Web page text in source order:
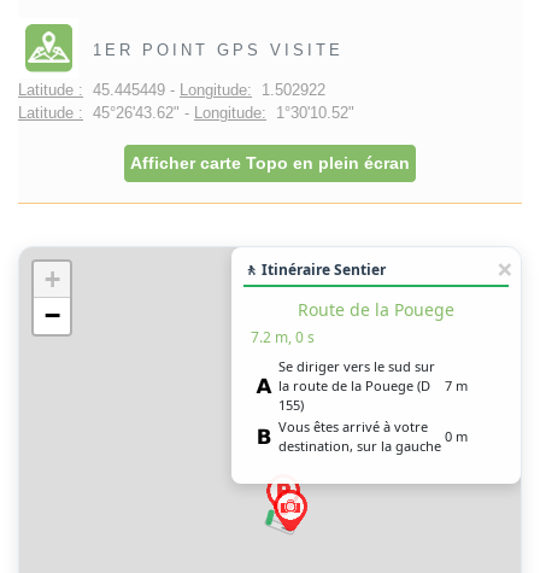
1ER POINT GPS VISITE
Latitude : 45.445449 - Longitude: 1.502922
Latitude : 45°26'43.62" - Longitude: 1°30'10.52"
Afficher carte Topo en plein écran
+
−
🚶 Itinéraire Sentier
Route de la Pouege
7.2 m, 0 s
Se diriger vers le sud sur
la route de la Pouege (D
155)
7 m
Vous êtes arrivé à votre
destination, sur la gauche
0 m